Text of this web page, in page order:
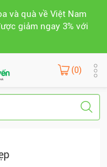
và quà về Việt Nam
giảm ngay 3% với
(0)